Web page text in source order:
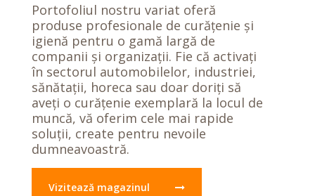
Portofoliul nostru variat oferă
produse profesionale de curățenie și
igienă pentru o gamă largă de
companii și organizații. Fie că activați
în sectorul automobilelor, industriei,
sănătații, horeca sau doar doriți să
aveți o curățenie exemplară la locul de
muncă, vă oferim cele mai rapide
soluții, create pentru nevoile
dumneavoastră.
Vizitează magazinul